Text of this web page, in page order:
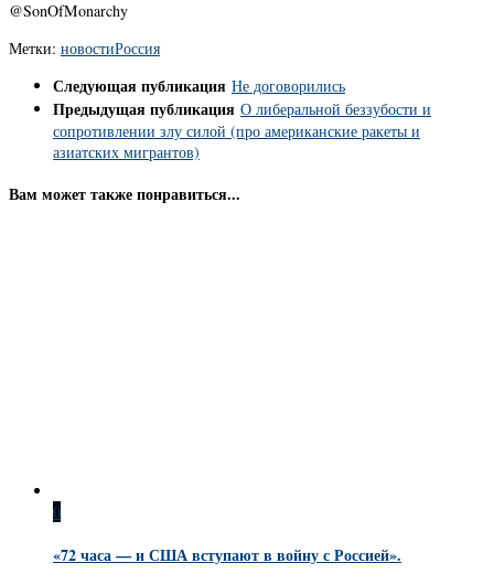
@SonOfMonarchy
Метки: новостиРоссия
Следующая публикация Не договорились
Предыдущая публикация О либеральной беззубости и
сопротивлении злу силой (про американские ракеты и
азиатских мигрантов)
Вам может также понравиться...
0
«72 часа — и США вступают в войну с Россией».